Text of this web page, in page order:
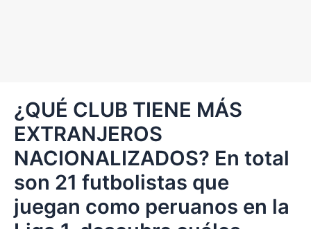
¿QUÉ CLUB TIENE MÁS
EXTRANJEROS
NACIONALIZADOS? En total
son 21 futbolistas que
juegan como peruanos en la